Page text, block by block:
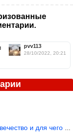
pvv113
28/10/2022, 20:21
и для чего оно сущ